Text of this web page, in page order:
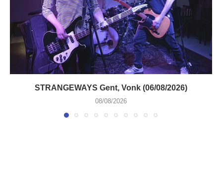
STRANGEWAYS Gent, Vonk (06/08/2026)
08/08/2026